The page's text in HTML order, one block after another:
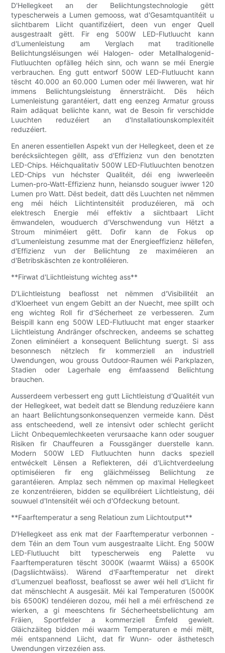
D'Hellegkeet an der Beliichtungstechnologie gëtt
typescherweis a Lumen gemooss, wat d'Gesamtquantitéit u
siichtbarem Liicht quantifizéiert, deen vun enger Quell
ausgestraalt gëtt. Fir eng 500W LED-Flutluucht kann
d'Lumenleistung am Verglach mat traditionelle
Beliichtungsléisungen wéi Halogen- oder Metallhalogenid-
Flutluuchten opfälleg héich sinn, och wann se méi Energie
verbrauchen. Eng gutt entworf 500W LED-Flutluucht kann
tëscht 40.000 an 60.000 Lumen oder méi liwweren, wat hir
immens Beliichtungsleistung ënnersträicht. Dës héich
Lumenleistung garantéiert, datt eng eenzeg Armatur grouss
Raim adäquat beliichte kann, wat de Besoin fir verschidde
Luuchten reduzéiert an d'Installatiounskomplexitéit
reduzéiert.
En aneren essentiellen Aspekt vun der Hellegkeet, deen et ze
berécksiichtegen gëllt, ass d'Effizienz vun den benotzten
LED-Chips. Héichqualitativ 500W LED-Flutluuchten benotzen
LED-Chips vun héchster Qualitéit, déi eng iwwerleeën
Lumen-pro-Watt-Effizienz hunn, heiansdo souguer iwwer 120
Lumen pro Watt. Dëst bedeit, datt dës Luuchten net nëmmen
eng méi héich Liichtintensitéit produzéieren, mä och
elektresch Energie méi effektiv a siichtbaart Liicht
ëmwandelen, wouduerch d'Verschwendung vun Hëtzt a
Stroum miniméiert gëtt. Dofir kann de Fokus op
d'Lumenleistung zesumme mat der Energieeffizienz hëllefen,
d'Effizienz vun der Beliichtung ze maximéieren an
d'Betribskäschten ze kontrolléieren.
**Firwat d'Liichtleistung wichteg ass**
D'Liichtleistung beaflosst net nëmmen d'Visibilitéit an
d'Kloerheet vun engem Gebitt an der Nuecht, mee spillt och
eng wichteg Roll fir d'Sécherheet ze verbesseren. Zum
Beispill kann eng 500W LED-Flutluucht mat enger staarker
Liichtleistung Andränger ofschrecken, andeems se schatteg
Zonen eliminéiert a konsequent Beliichtung suergt. Si ass
besonnesch nëtzlech fir kommerziell an industriell
Uwendungen, wou grouss Outdoor-Raumen wéi Parkplazen,
Stadien oder Lagerhale eng ëmfaassend Beliichtung
brauchen.
Ausserdeem verbessert eng gutt Liichtleistung d'Qualitéit vun
der Hellegkeet, wat bedeit datt se Blendung reduzéiere kann
an haart Beliichtungsonkonsequenzen vermeide kann. Dëst
ass entscheedend, well ze intensivt oder schlecht geriicht
Liicht Onbequemlechkeeten verursaache kann oder souguer
Risiken fir Chauffeuren a Foussgänger duerstelle kann.
Modern 500W LED Flutluuchten hunn dacks speziell
entwéckelt Lënsen a Reflekteren, déi d'Liichtverdeelung
optimiséieren fir eng gläichméisseg Beliichtung ze
garantéieren. Amplaz sech nëmmen op maximal Hellegkeet
ze konzentréieren, bidden se equilibréiert Liichtleistung, déi
souwuel d'Intensitéit wéi och d'Ofdeckung betount.
**Faarftemperatur a seng Relatioun zum Liichtoutput**
D'Hellegkeet ass enk mat der Faarftemperatur verbonnen -
dem Téin an dem Toun vum ausgestraalte Liicht. Eng 500W
LED-Flutluucht bitt typescherweis eng Palette vu
Faarftemperaturen tëscht 3000K (waarmt Wäiss) a 6500K
(Dagsliichtwäiss). Wärend d'Faarftemperatur net direkt
d'Lumenzuel beaflosst, beaflosst se awer wéi hell d'Liicht fir
dat mënschlecht A ausgesäit. Méi kal Temperaturen (5000K
bis 6500K) tendéieren dozou, méi hell a méi erfrëschend ze
wierken, a gi meeschtens fir Sécherheetsbeliichtung am
Fräien, Sportfelder a kommerziell Ëmfeld gewielt.
Gläichzäiteg bidden méi waarm Temperaturen e méi mëllt,
méi entspannend Liicht, dat fir Wunn- oder ästhetesch
Uwendungen virzezéien ass.